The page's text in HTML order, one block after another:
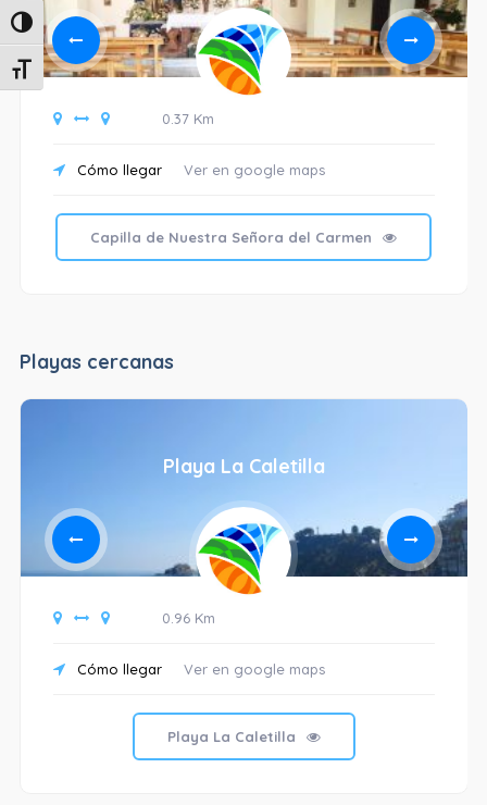
Alternar alto contraste
Alternar tamaño de letra
0.37 Km
Cómo llegar Ver en google maps
Capilla de Nuestra Señora del Carmen
Playas cercanas
Playa La Caletilla
0.96 Km
Cómo llegar Ver en google maps
Playa La Caletilla